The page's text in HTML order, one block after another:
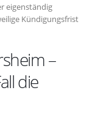
eigenständig
Kündigungsfrist
–
die